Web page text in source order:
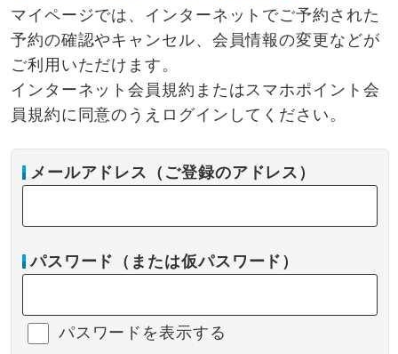
マイページでは、インターネットでご予約された
予約の確認やキャンセル、会員情報の変更などが
ご利用いただけます。
インターネット会員規約またはスマホポイント会
員規約に同意のうえログインしてください。
メールアドレス（ご登録のアドレス）
パスワード（または仮パスワード）
パスワードを表示する